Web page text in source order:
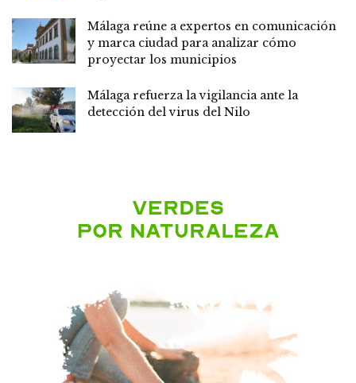
Málaga reúne a expertos en comunicación
y marca ciudad para analizar cómo
proyectar los municipios
Málaga refuerza la vigilancia ante la
detección del virus del Nilo